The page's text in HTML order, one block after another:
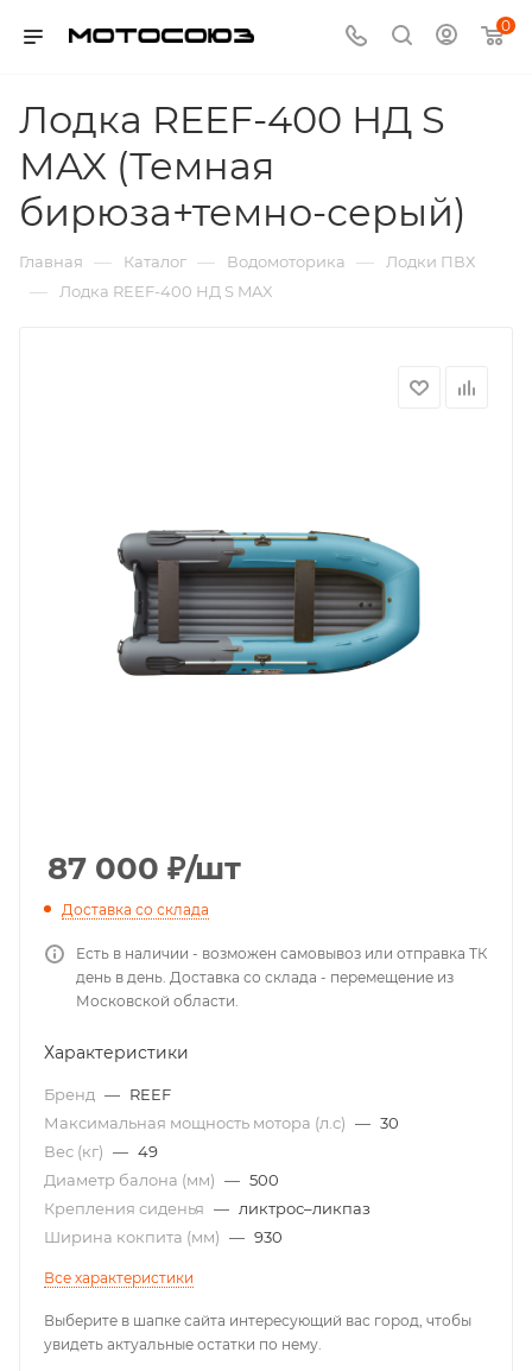
0
Лодка REEF-400 НД S
MAX (Темная
бирюза+темно-серый)
Главная — Каталог — Водомоторика — Лодки ПВХ
— Лодка REEF-400 НД S MAX
87 000 ₽/шт
Доставка со склада
Есть в наличии - возможен самовывоз или отправка ТК
день в день. Доставка со склада - перемещение из
Московской области.
Характеристики
Бренд — REEF
Максимальная мощность мотора (л.с) — 30
Вес (кг) — 49
Диаметр балона (мм) — 500
Крепления сиденья — ликтрос–ликпаз
Ширина кокпита (мм) — 930
Все характеристики
Выберите в шапке сайта интересующий вас город, чтобы
увидеть актуальные остатки по нему.